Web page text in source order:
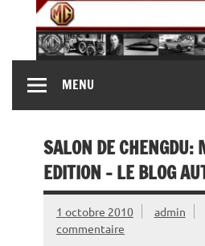
content
MG B, MG F,
MENU
SALON DE CHENGDU:
EDITION – LE BLOG
1 octobre 2010 admin
commentaire